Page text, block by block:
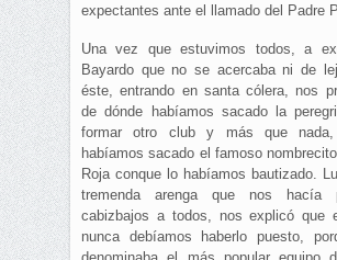
expectantes ante el llamado del Padre
Una vez que estuvimos todos, a
Bayardo que no se acercaba ni de
éste, entrando en santa cólera, nos
de dónde habíamos sacado la
formar otro club y más que
habíamos sacado el famoso
Roja conque lo habíamos bautizado.
tremenda arenga que nos hacía
cabizbajos a todos, nos explicó que
nunca debíamos haberlo puesto,